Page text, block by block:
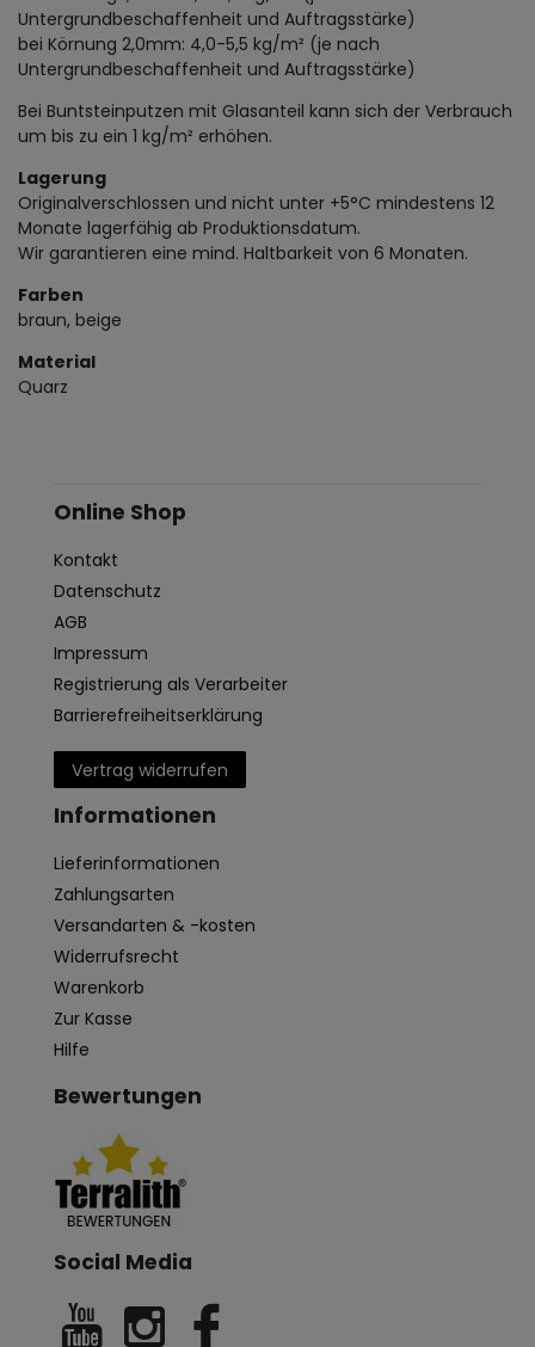
Untergrundbeschaffenheit und Auftragsstärke)
bei Körnung 2,0mm: 4,0-5,5 kg/m² (je nach
Untergrundbeschaffenheit und Auftragsstärke)
Bei Buntsteinputzen mit Glasanteil kann sich der Verbrauch
um bis zu ein 1 kg/m² erhöhen.
Lagerung
Originalverschlossen und nicht unter +5°C mindestens 12
Monate lagerfähig ab Produktionsdatum.
Wir garantieren eine mind. Haltbarkeit von 6 Monaten.
Farben
braun, beige
Material
Quarz
Online Shop
Kontakt
Datenschutz
AGB
Impressum
Registrierung als Verarbeiter
Barrierefreiheitserklärung
Vertrag widerrufen
Informationen
Lieferinformationen
Zahlungsarten
Versandarten & -kosten
Widerrufsrecht
Warenkorb
Zur Kasse
Hilfe
Bewertungen
Social Media